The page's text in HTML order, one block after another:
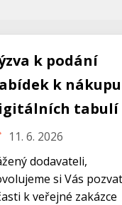
k podání
k nákupu
tabulí
11. 6. 2026
dodavateli,
si Vás
k veřejné zakázce